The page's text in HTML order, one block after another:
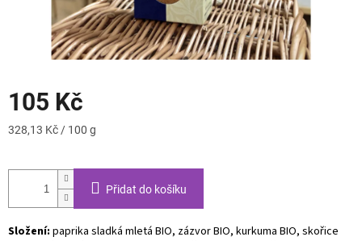
105 Kč
Měrná
328,13 Kč / 100 g
Přidat do košíku
Složení: paprika sladká mletá BIO, zázvor BIO, kurkuma BIO, skořice